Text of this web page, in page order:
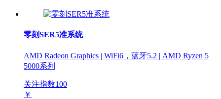
零刻SER5准系统
AMD Radeon Graphics | WiFi6，蓝牙5.2 | AMD Ryzen 5
5000系列
关注指数100
￥